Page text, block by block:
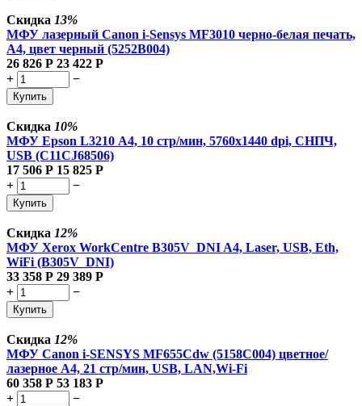
Скидка 13%
МФУ лазерный Canon i-Sensys MF3010 черно-белая печать,
A4, цвет черный (5252B004)
26 826 Р 23 422 Р
+
−
Купить
Скидка 10%
МФУ Epson L3210 А4, 10 стр/мин, 5760х1440 dpi, СНПЧ,
USB (C11CJ68506)
17 506 Р 15 825 Р
+
−
Купить
Скидка 12%
МФУ Xerox WorkCentre B305V_DNI A4, Laser, USB, Eth,
WiFi (B305V_DNI)
33 358 Р 29 389 Р
+
−
Купить
Скидка 12%
МФУ Canon i-SENSYS MF655Cdw (5158C004) цветное/
лазерное A4, 21 стр/мин, USB, LAN,Wi-Fi
60 358 Р 53 183 Р
+
−